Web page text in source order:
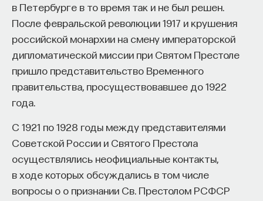
в Петербурге в то время так и не был решен.
После февральской революции 1917 и крушения
российской монархии на смену императорской
дипломатической миссии при Святом Престоле
пришло представительство Временного
правительства, просуществовавшее до 1922
года.
С 1921 по 1928 годы между представителями
Советской России и Святого Престола
осуществлялись неофициальные контакты,
в ходе которых обсуждались в том числе
вопросы о о признании Св. Престолом РСФСР